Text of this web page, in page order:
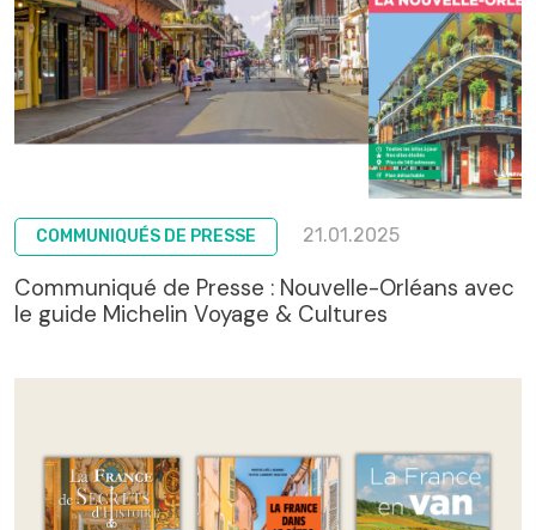
COMMUNIQUÉS DE PRESSE 21.01.2025
Communiqué de Presse : Nouvelle-Orléans avec
le guide Michelin Voyage & Cultures